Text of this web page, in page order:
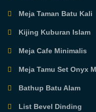
Meja Taman Batu Kali
Kijing Kuburan Islam
Meja Cafe Minimalis
Meja Tamu Set Onyx
Bathup Batu Alam
List Bevel Dinding